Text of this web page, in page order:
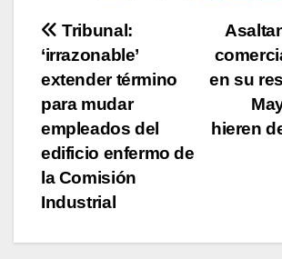
Navegación
de
entradas
en su
hieren
Tribunal:
‘irrazonable’
extender término
para mudar
empleados del
edificio enfermo de
la Comisión
Industrial